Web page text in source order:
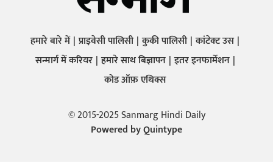
हमारे बारे में प्राइवेसी पालिसी कुकी पालिसी कांटेक्ट उस
सन्मार्ग में करियर हमारे साथ बिज्ञापन इतर इनफार्मेशन
कोड ऑफ़ एथिक्स
© 2015-2025 Sanmarg Hindi Daily
Powered byQuintype